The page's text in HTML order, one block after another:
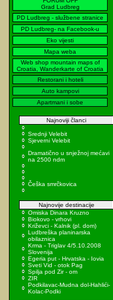
Grad Ludbreg
PD Ludbreg - službene stranice
PD Ludbreg- na Facebook-u
Eko vijesti
Mapa weba
Web shop mountain maps of
Croatia, Wanderkarte of Croatia
Restorani i hoteli
Auto kampovi
Apartmani i sobe
Najnoviji članci
Srednji Velebit
Sjeverni Velebit
Dramatično u snježnoj mećavi
na 2500 ndm
Češka smrčkovica
Najnovije destinacije
Omiska Dinara Kruzno
Biokovo - vrhovi
Križevci - Kalnik (pl. dom)
Ludbreška planinarska
obilaznica
Krma - Triglav 4/5.10.2008
Slovenija
Egeria put - Hrvatska - Iovia
Sveti Vid - otok Pag
Spilja pod Zir - om
ZIR
Podkilavac-Mudna dol-Hahlići-
Kolac-Podki